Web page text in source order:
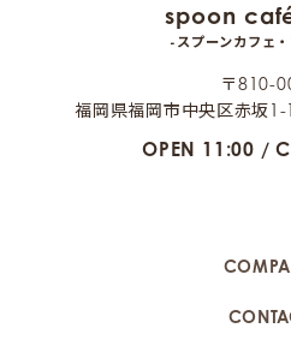
spoon
-スプーンカフェ
〒810-
福岡県福岡市中央区赤坂
OPEN 11:00 /